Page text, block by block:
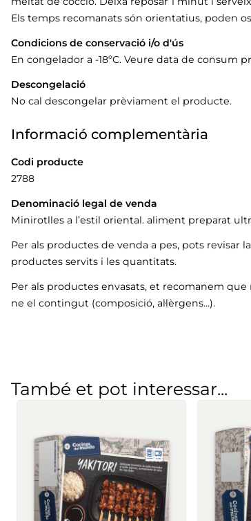
Els temps recomanats són orientatius, poden
Condicions de conservació i/o d'ús
En congelador a -18ºC. Veure data de
Descongelació
No cal descongelar prèviament el producte.
Informació complementària
Codi producte
2788
Denominació legal de venda
Minirotlles a l’estil oriental. aliment preparat
Per als productes de venda a pes, pots
productes servits i les quantitats.
Per als productes envasats, et recomanem
ne el contingut (composició, al·lèrgens…).
També et pot interessar...